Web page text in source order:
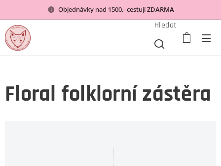
Objednávky nad 1500,- cestujíZDARMA
Hledat
Floral folklorní zástěra